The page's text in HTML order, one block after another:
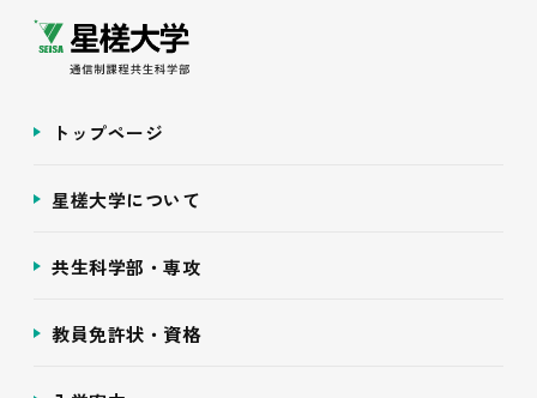
トップページ
星槎大学について
共生科学部・専攻
教員免許状・資格